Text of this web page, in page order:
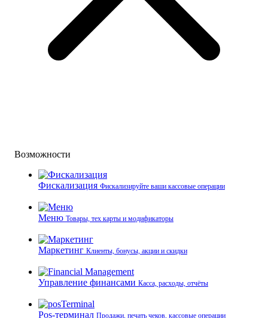
Возможности
Фискализация Фискализируйте ваши кассовые операции
Меню Товары, тех карты и модификаторы
Маркетинг Клиенты, бонусы, акции и скидки
Управление финансами Касса, расходы, отчёты
Pos-терминал Продажи, печать чеков, кассовые операции